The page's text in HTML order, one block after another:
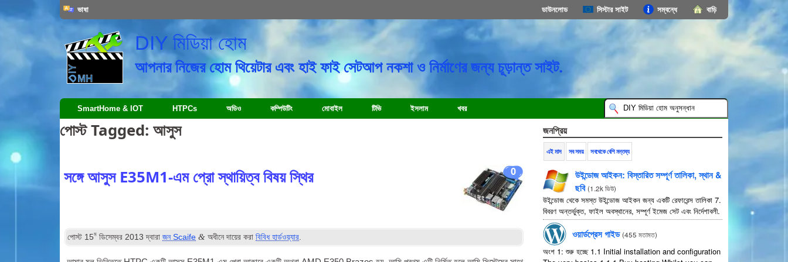
বাড়ি
সম্বন্ধে
সিস্টার সাইট
ডাউনলোড
ভাষা
DIY মিডিয়া হোম
আপনার নিজের হোম থিয়েটার এবং হাই ফাই সেটআপ নকশা ও নির্মাণের জন্য চূড়ান্ত সাইট.
SmartHome & IOT HTPCs অডিও কম্পিউটিং মোবাইল টিভি ইসলাম খবর
পোস্ট Tagged: আসুস
0
সঙ্গে আসুস E35M1-এম প্রো স্থায়িত্ব বিষয় স্থির
পোস্ট 15ম ডিসেম্বর 2013 দ্বারাজন Scaife & অধীনে দায়ের করাবিবিধ হার্ডওয়্যার.
জনপ্রিয়
এই মাস সব সময় সবথেকে বেশি মন্তব্য
উইন্ডোজ আইকন: বিস্তারিত সম্পূর্ণ তালিকা, স্থান &
ছবি (1.2k ভিউ)
উইন্ডোজ থেকে সমস্ত উইন্ডোজ আইকন জন্য একটি রেফারেন্স তালিকা 7.
বিবরণ অন্তর্ভুক্ত, ফাইল অবস্থানের, সম্পূর্ণ ইমেজ সেট এবং নির্দেশাবলী.
ওয়ার্ডপ্রেস গাইড (455 মতামত)
অংশ 1: শুরু হচ্ছে 1.1 Initial installation and configuration